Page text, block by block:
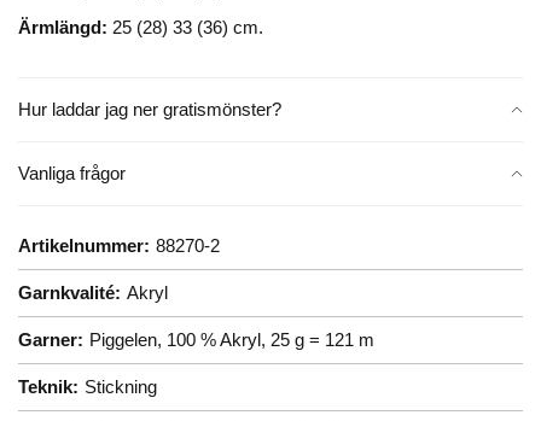
Hur laddar jag ner gratismönster?
Vanliga frågor
Ärmlängd: 25 (28) 33 (36) cm.
Artikelnummer: 88270-2
Garnkvalité: Akryl
Garner: Piggelen, 100 % Akryl, 25 g = 121 m
Teknik: Stickning